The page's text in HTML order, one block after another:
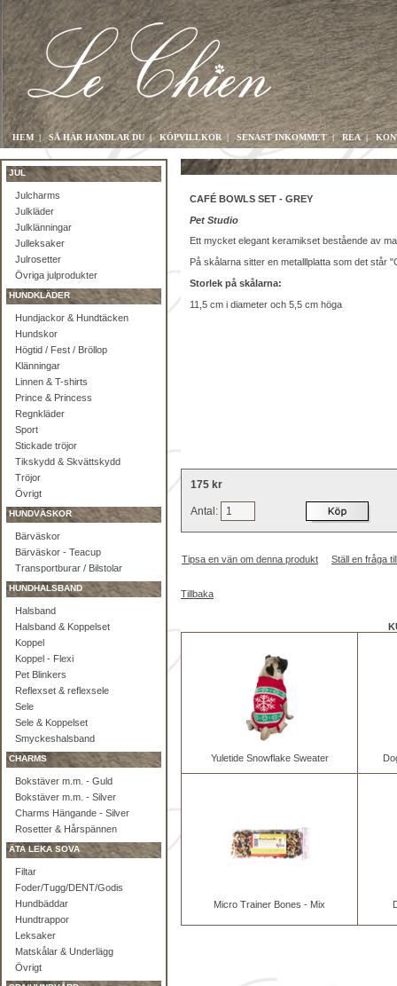
HEM | SÅ HÄR HANDLAR DU |KÖPVILLKOR | SENAST INKOMMET|REA|
JUL
Julcharms
Julkläder
Julklänningar
Julleksaker
Julrosetter
Övriga julprodukter
HUNDKLÄDER
Hundjackor & Hundtäcken
Hundskor
Högtid / Fest / Bröllop
Klänningar
Linnen & T-shirts
Prince & Princess
Regnkläder
Sport
Stickade tröjor
Tikskydd & Skvättskydd
Tröjor
Övrigt
HUNDVÄSKOR
Bärväskor
Bärväskor - Teacup
Transportburar / Bilstolar
HUNDHALSBAND
Halsband
Halsband & Koppelset
Koppel
Koppel - Flexi
Pet Blinkers
Reflexset & reflexsele
Sele
Sele & Koppelset
Smyckeshalsband
CHARMS
Bokstäver m.m. - Guld
Bokstäver m.m. - Silver
Charms Hängande - Silver
Rosetter & Hårspännen
ÄTA LEKA SOVA
Filtar
Foder/Tugg/DENT/Godis
Hundbäddar
Hundtrappor
Leksaker
Matskålar & Underlägg
Övrigt
CAFÉ BOWLS SET - GREY
Pet Studio
Ett mycket elegant keramikset bestående av
På skålarna sitter en metalllplatta som det står
Storlek på skålarna:
11,5 cm i diameter och 5,5 cm höga
175 kr
Antal:
Tipsa en vän om denna produkt Ställ en fråga
Tillbaka
Yuletide Snowflake Sweater
Micro Trainer Bones - Mix